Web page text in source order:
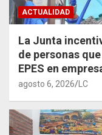
ACTUALIDAD
La Junta
de personas
EPES en
agosto 6, 2026 LC